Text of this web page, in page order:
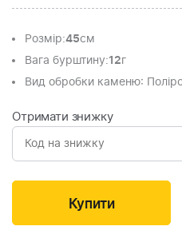
Розмір:45см
Вага бурштину:12г
Вид обробки каменю:
Отримати знижку